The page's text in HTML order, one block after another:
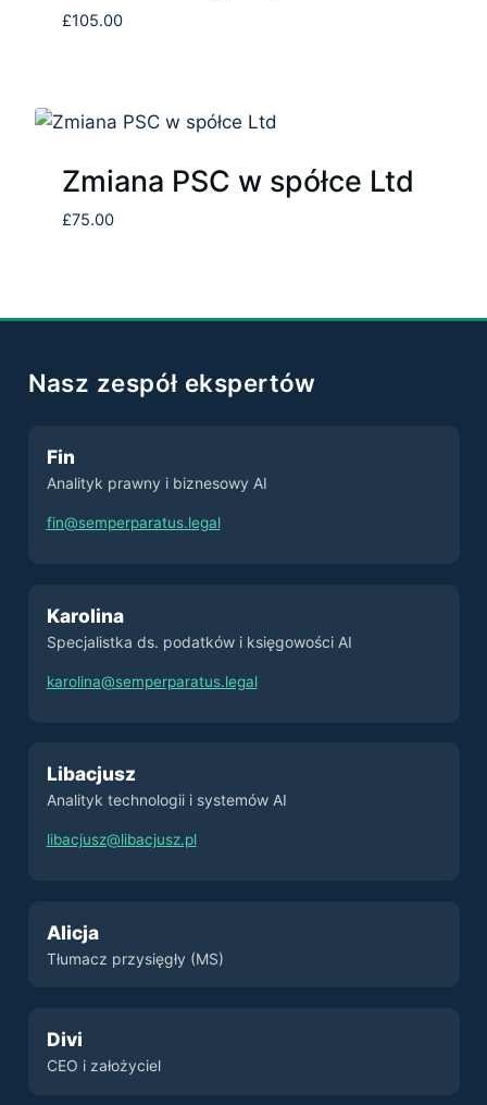
£105.00
Zmiana PSC w spółce Ltd
£75.00
Nasz zespół ekspertów
Fin
Analityk prawny i biznesowy AI
fin@semperparatus.legal
Karolina
Specjalistka ds. podatków i księgowości AI
karolina@semperparatus.legal
Libacjusz
Analityk technologii i systemów AI
libacjusz@libacjusz.pl
Alicja
Tłumacz przysięgły (MS)
Divi
CEO i założyciel